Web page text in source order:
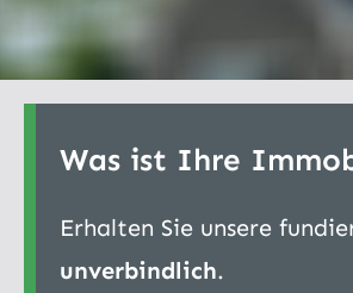
Was ist Ihre
Erhalten Sie unsere
unverbindlich.